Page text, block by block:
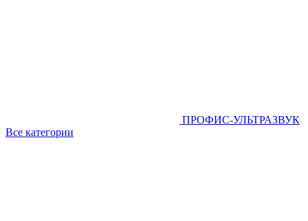
ПРОФИС-УЛЬТРАЗВУК
Все категории